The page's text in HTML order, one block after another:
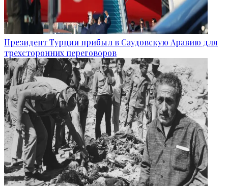
Президент Турции прибыл в Саудовскую Аравию для
трехсторонних переговоров